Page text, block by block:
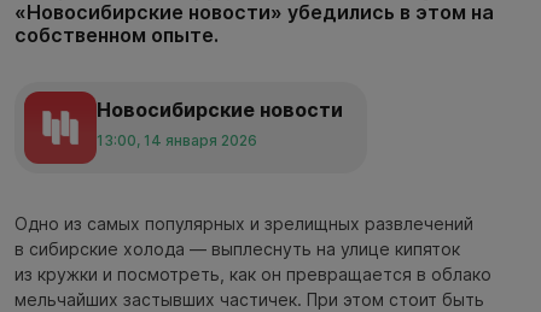
«Новосибирские новости» убедились в этом на
собственном опыте.
Новосибирские новости
13:00, 14 января 2026
Одно из самых популярных и зрелищных развлечений
в сибирские холода — выплеснуть на улице кипяток
из кружки и посмотреть, как он превращается в облако
мельчайших застывших частичек. При этом стоит быть